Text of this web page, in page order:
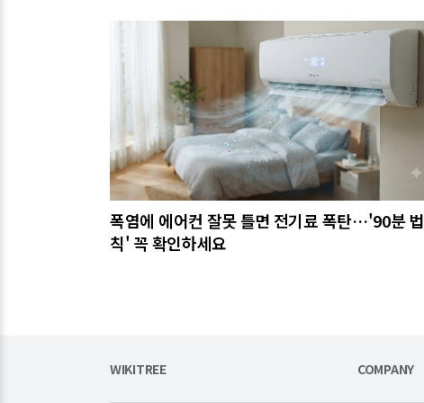
관련기사
폭염에 에어컨 잘못 틀면 전기료 폭탄…'90분 법
칙' 꼭 확인하세요
WIKITREE COMPANY